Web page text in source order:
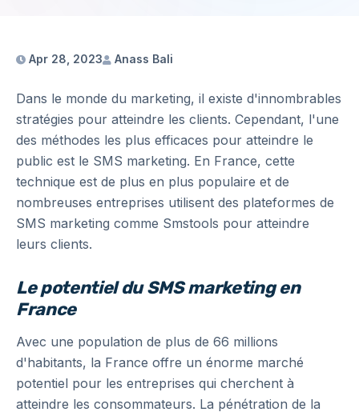
Apr 28, 2023 Anass Bali
Dans le monde du marketing, il existe d'innombrables
stratégies pour atteindre les clients. Cependant, l'une
des méthodes les plus efficaces pour atteindre le
public est le SMS marketing. En France, cette
technique est de plus en plus populaire et de
nombreuses entreprises utilisent des plateformes de
SMS marketing comme Smstools pour atteindre
leurs clients.
Le potentiel du SMS marketing en
France
Avec une population de plus de 66 millions
d'habitants, la France offre un énorme marché
potentiel pour les entreprises qui cherchent à
atteindre les consommateurs. La pénétration de la